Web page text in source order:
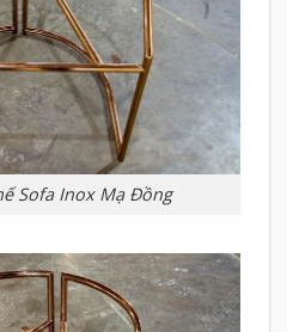
Sofa Inox Mạ Đồng